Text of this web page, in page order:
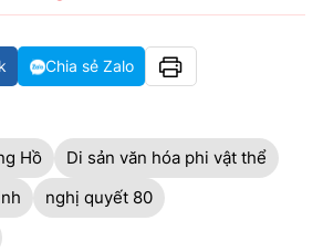
Chia sẻ Zalo
Hồ
Di sản văn hóa phi vật thể
nghị quyết 80